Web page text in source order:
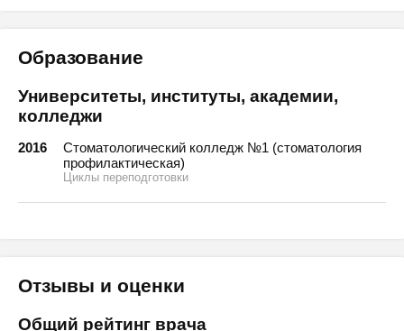
Образование
Университеты, институты, академии,
колледжи
2016
Стоматологический колледж №1 (стоматология
профилактическая)
Циклы переподготовки
Отзывы и оценки
Общий рейтинг врача